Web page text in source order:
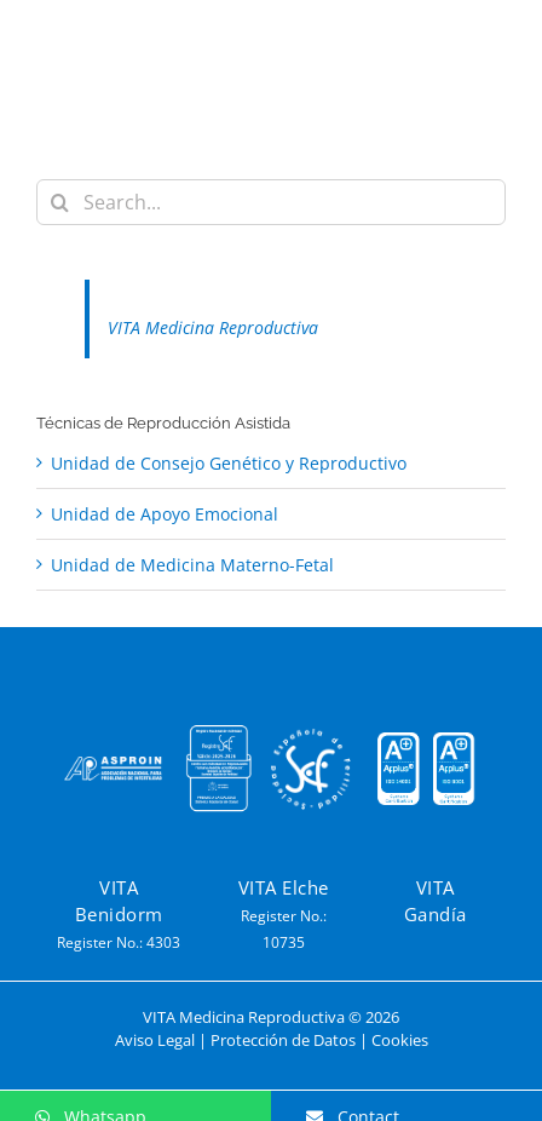
Search
for:
VITA Medicina Reproductiva
Técnicas de Reproducción Asistida
Unidad de Consejo Genético y Reproductivo
Unidad de Apoyo Emocional
Unidad de Medicina Materno-Fetal
VITA
Benidorm
Register No.: 4303
VITA Elche
Register No.:
10735
VITA
Gandía
VITA Medicina Reproductiva ©2026
Aviso Legal| Protección de Datos| Cookies